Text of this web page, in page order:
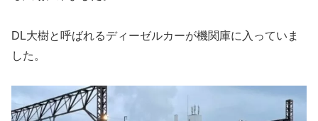
DL大樹と呼ばれるディーゼルカーが機関庫に入っていま
した。